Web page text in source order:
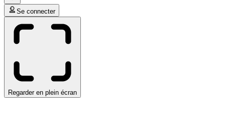
Se connecter
Regarder en plein écran